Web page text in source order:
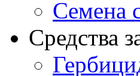
Семена
Средства